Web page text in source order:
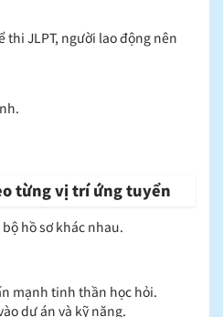
thi JLPT, người lao động nên
từng vị trí ứng tuyển
hồ sơ khác nhau.
mạnh tinh thần học hỏi.
dự án và kỹ năng.